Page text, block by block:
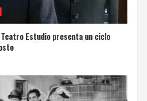
Estudio presenta un ciclo